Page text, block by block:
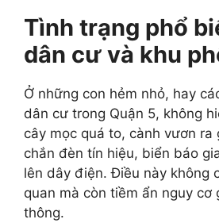
Tình trạng phổ
dân cư và khu
Ở những con hẻm nhỏ, hay
dân cư trong Quận 5, không
cây mọc quá to, cành vươn ra
chắn đèn tín hiệu, biển báo
lên dây điện. Điều này không
quan mà còn tiềm ẩn nguy cơ
thông.